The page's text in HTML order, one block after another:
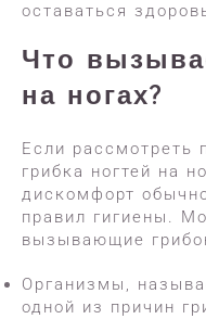
оставаться
Что
на ногах?
Если рассмотреть
грибка ногтей на
дискомфорт
правил гигиены.
вызывающие
Организмы,
одной из причин